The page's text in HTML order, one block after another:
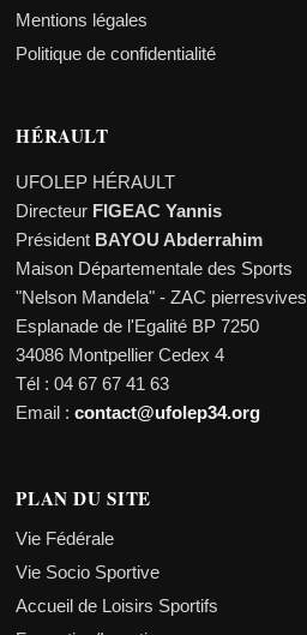
Mentions légales
Politique de confidentialité
HÉRAULT
UFOLEP HÉRAULT
Directeur FIGEAC Yannis
Président BAYOU Abderrahim
Maison Départementale des Sports
"Nelson Mandela" - ZAC pierresvives
Esplanade de l'Egalité BP 7250
34086 Montpellier Cedex 4
Tél : 04 67 67 41 63
Email :contact@ufolep34.org
PLAN DU SITE
Vie Fédérale
Vie Socio Sportive
Accueil de Loisirs Sportifs